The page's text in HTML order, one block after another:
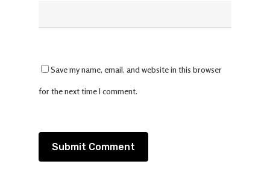
Save my name, email, and website in this browser
for the next time I comment.